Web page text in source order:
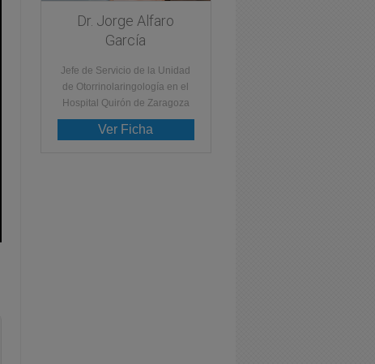
Dr. Jorge Alfaro
García
Jefe de Servicio de la Unidad
de Otorrinolaringología en el
Hospital Quirón de Zaragoza
Ver Ficha